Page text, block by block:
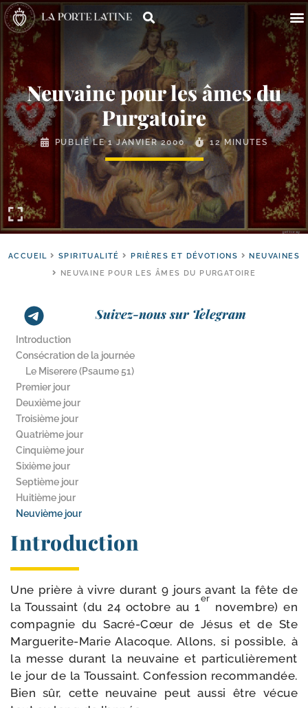
Neuvaine pour les âmes du
Purgatoire
PUBLIÉ LE1 JANVIER 2000 12 MINUTES
ACCUEIL SPIRITUALITÉ PRIÈRES ET DÉVOTIONS
NEUVAINES
NEUVAINE POUR LES ÂMES DU PURGATOIRE
Suivez-nous sur Telegram
Introduction
Consécration de la journée
Le Miserere (Psaume 51)
Premier jour
Deuxième jour
Troisième jour
Quatrième jour
Cinquième jour
Sixième jour
Septième jour
Huitième jour
Neuvième jour
Introduction
Une prière à vivre durant 9 jours avant la fête de
la Toussaint (du 24 octobre au 1
er
novembre) en
com­pa­gnie du Sacré-​Cœur de Jésus et de Ste
Marguerite-​Marie Alacoque. Allons, si pos­sible, à
la messe durant la neu­vaine et par­ti­cu­liè­re­ment
le jour de la Toussaint. Confession recom­man­dée.
Bien sûr, cette neu­vaine peut aus­si être vécue